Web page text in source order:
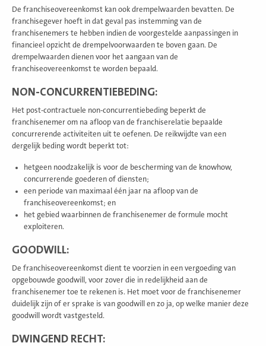
De franchiseovereenkomst kan ook drempelwaarden bevatten. De
franchisegever hoeft in dat geval pas instemming van de
franchisenemers te hebben indien de voorgestelde aanpassingen in
financieel opzicht de drempelvoorwaarden te boven gaan. De
drempelwaarden dienen voor het aangaan van de
franchiseovereenkomst te worden bepaald.
NON-CONCURRENTIEBEDING:
Het post-contractuele non-concurrentiebeding beperkt de
franchisenemer om na afloop van de franchiserelatie bepaalde
concurrerende activiteiten uit te oefenen. De reikwijdte van een
dergelijk beding wordt beperkt tot:
hetgeen noodzakelijk is voor de bescherming van de knowhow,
concurrerende goederen of diensten;
een periode van maximaal één jaar na afloop van de
franchiseovereenkomst; en
het gebied waarbinnen de franchisenemer de formule mocht
exploiteren.
GOODWILL:
De franchiseovereenkomst dient te voorzien in een vergoeding van
opgebouwde goodwill, voor zover die in redelijkheid aan de
franchisenemer toe te rekenen is. Het moet voor de franchisenemer
duidelijk zijn of er sprake is van goodwill en zo ja, op welke manier deze
goodwill wordt vastgesteld.
DWINGEND RECHT: